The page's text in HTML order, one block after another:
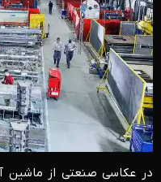
در عکاسی صنعتی از ماشین